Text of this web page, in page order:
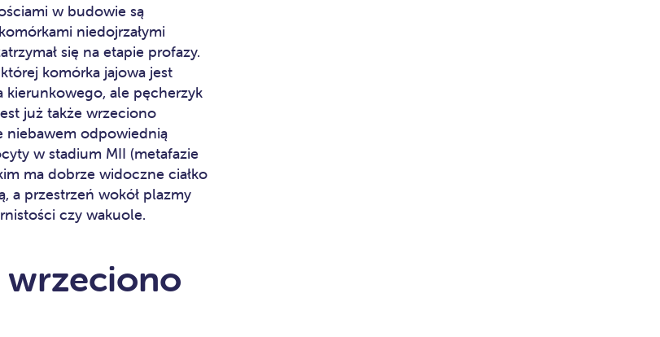
w budowie są
niedojrzałymi
się na etapie profazy.
komórka jajowa jest
kierunkowego, ale pęcherzyk
już także wrzeciono
niebawem odpowiednią
w stadium MII (metafazie
ma dobrze widoczne ciałko
a przestrzeń wokół plazmy
czy wakuole.
wrzeciono